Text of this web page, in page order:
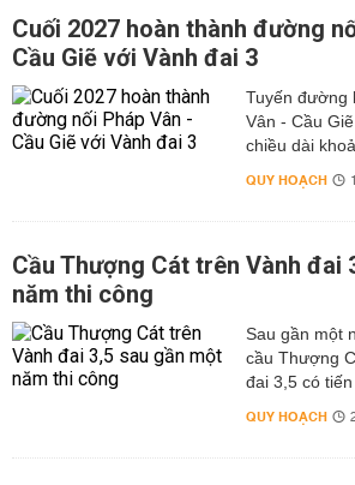
Cuối 2027 hoàn thành đường
Cầu Giẽ với Vành đai 3
Tuyến đường
Vân - Cầu
chiều dài
QUY HOẠCH
Cầu Thượng Cát trên Vành đai
năm thi công
Sau gần một
cầu Thượng
đai 3,5 có tiến
QUY HOẠCH